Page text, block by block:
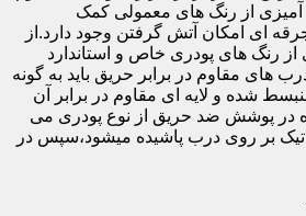
آمیزی از رنگ های معمولی کمک
ای امکان آتش گرفتن وجود دارد.از
از رنگ های پودری خاص و استاندارد
های مقاوم در برابر حریق باید به گونه
شده و لایه ای مقاوم در برابر آن
در پوشش ضد حریق از نوع پودری می
بر روی درب پاشیده میشود،سپس در